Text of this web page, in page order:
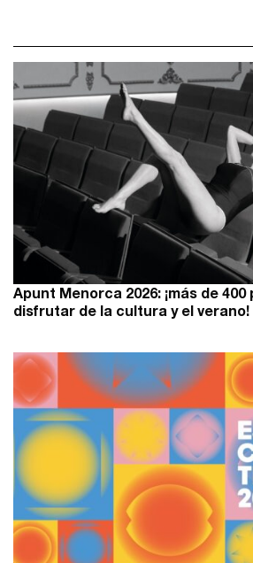
Apunt Menorca 2026: ¡más de
disfrutar de la cultura y el verano!